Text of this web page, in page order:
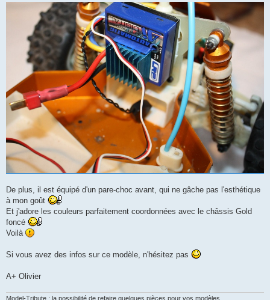
De plus, il est équipé d'un pare-choc avant, qui ne gâche pas l'esthétique
à mon goût
Et j'adore les couleurs parfaitement coordonnées avec le châssis Gold
foncé
Voilà
Si vous avez des infos sur ce modèle, n'hésitez pas
A+ Olivier
Model-Tribute : la possibilité de refaire quelques pièces pour vos modèles